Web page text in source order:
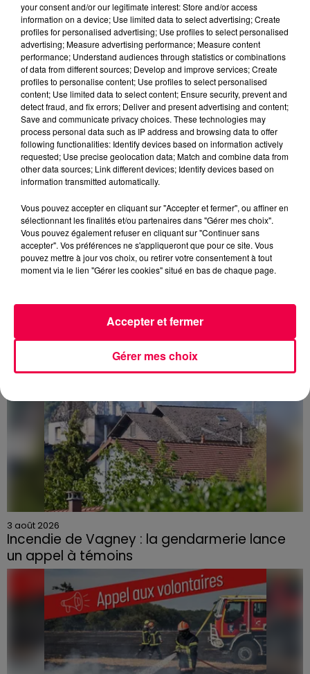
Du plomb a été détecté dans deux assiettes en
céramique vendues entre 2020 et 2022 par Linvosges.
3 août 2026
PRÉVIFEUX : "il faut avoir une culture du risque"
dans les Vosges
3 août 2026
Incendie de Vagney : la gendarmerie lance
un appel à témoins
Le feu, parti d'une haie avant de se propager au
quartier résidentiel, avait détruit deux habitations et
contraint à l'évacuation d'une centaine de personnes.
your consent and/or our legitimate interest: Store and/or access
information on a device; Use limited data to select advertising; Create
profiles for personalised advertising; Use profiles to select personalised
advertising; Measure advertising performance; Measure content
performance; Understand audiences through statistics or combinations
of data from different sources; Develop and improve services; Create
profiles to personalise content; Use profiles to select personalised
content; Use limited data to select content; Ensure security, prevent and
detect fraud, and fix errors; Deliver and present advertising and content;
Save and communicate privacy choices. These technologies may
process personal data such as IP address and browsing data to offer
following functionalities: Identify devices based on information actively
requested; Use precise geolocation data; Match and combine data from
other data sources; Link different devices; Identify devices based on
information transmitted automatically.
Vous pouvez accepter en cliquant sur "Accepter et fermer", ou affiner en
sélectionnant les finalités et/ou partenaires dans "Gérer mes choix".
Vous pouvez également refuser en cliquant sur "Continuer sans
accepter". Vos préférences ne s'appliqueront que pour ce site. Vous
pouvez mettre à jour vos choix, ou retirer votre consentement à tout
moment via le lien "Gérer les cookies" situé en bas de chaque page.
Gérer mes choix
Accepter et fermer